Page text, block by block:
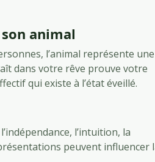
animal
l’animal représente une
dans votre rêve prouve votre
qui existe à l’état éveillé.
l’intuition, la
peuvent influencer